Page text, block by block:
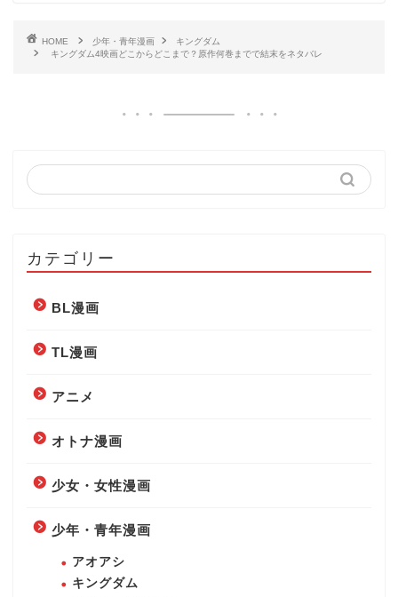
HOME 少年・青年漫画
キングダム
キングダム4映画どこからどこまで？原作何巻までで結末をネタバレ
カテゴリー
BL漫画
TL漫画
アニメ
オトナ漫画
少女・女性漫画
少年・青年漫画
アオアシ
キングダム